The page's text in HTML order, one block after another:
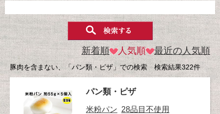
新着順 人気順 最近の人気順
豚肉を含まない、「パン類・ピザ」での検索 検索結果322件
パン類・ピザ
米粉パン 28品目不使用